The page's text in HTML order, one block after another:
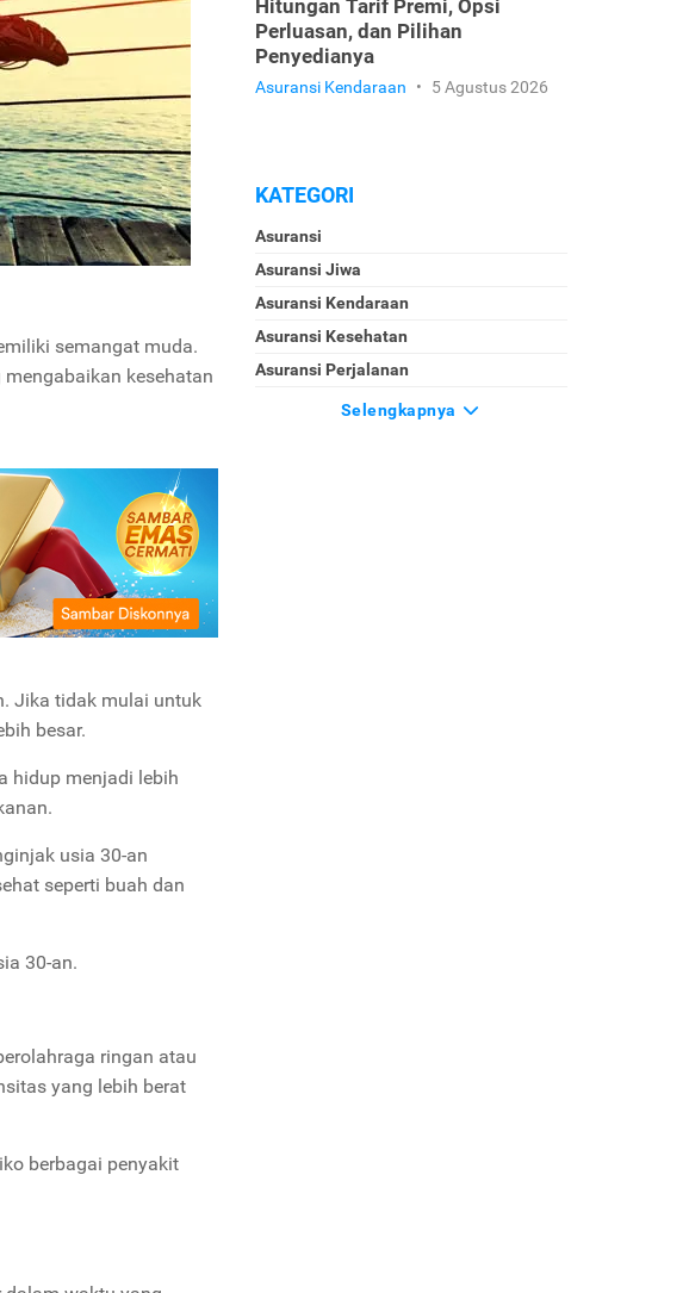
semangat muda.
kesehatan
Jika tidak mulai untuk
besar.
hidup menjadi lebih
usia 30-an
seperti buah dan
30-an.
ringan atau
yang lebih berat
berbagai penyakit
Hitungan Tarif Premi, Opsi
Perluasan, dan Pilihan
Penyedianya
Asuransi Kendaraan • 5 Agustus 2026
KATEGORI
Asuransi
Asuransi Jiwa
Asuransi Kendaraan
Asuransi Kesehatan
Asuransi Perjalanan
Selengkapnya